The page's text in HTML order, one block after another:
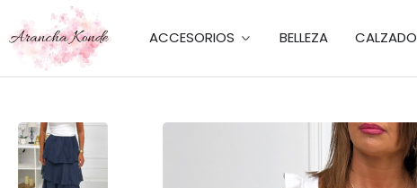
ACCESORIOS BELLEZA CALZADO